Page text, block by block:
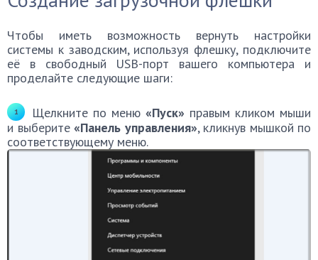
Чтобы иметь возможность вернуть настройки
системы к заводским, используя флешку, подключите
её в свободный USB-порт вашего компьютера и
проделайте следующие шаги:
Щелкните по меню «Пуск» правым кликом мыши
и выберите «Панель управления», кликнув мышкой по
соответствующему меню.